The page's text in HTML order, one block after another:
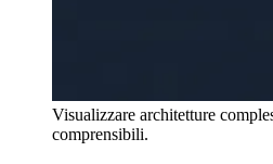
Visualizzare architetture
comprensibili.